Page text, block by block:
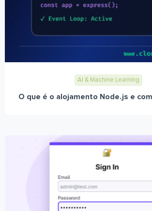
AI & Machine Learning
O que é o alojamento Node.js e